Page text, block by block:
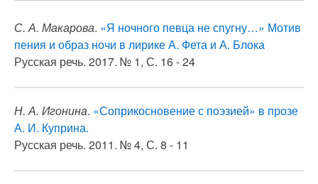
С. А. Макарова. «Я ночного певца не спугну…» Мотив
пения и образ ночи в лирике А. Фета и А. Блока
Русская речь. 2017. № 1, С. 16 - 24
Н. А. Игонина. «Соприкосновение с поэзией» в прозе
А. И. Куприна.
Русская речь. 2011. № 4, С. 8 - 11